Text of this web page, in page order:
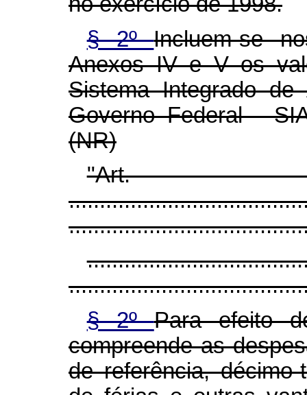
§ 2ºIncluem-se
Anexos IV e V os
Sistema Integrado de
Governo Federal -
(NR)
§ 2ºPara efeito
compreende as
de referência,